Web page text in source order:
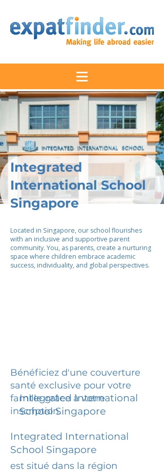
Integrated
International School
Singapore
Located in Singapore, our school flourishes
with an inclusive and supportive parent
community. You, as parents, create a nurturing
space where children embrace academic
success, individuality, and global perspectives.
Bénéficiez d'une couverture
santé exclusive pour votre
famille grâce à votre
inscription.
Integrated International
School Singapore
Integrated International
School Singapore
est situé dans la région